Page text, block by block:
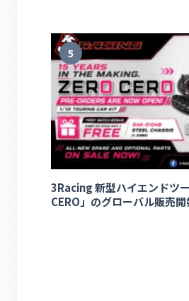
5
3Racing 新型ハイエンドツ
CERO」のグローバル販売開